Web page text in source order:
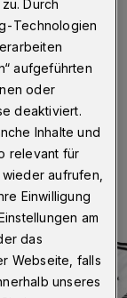
dann beginnt
2018. In
am
Fans auf das
Durch
Technologien
aufgeführten
oder
deaktiviert.
Inhalte und
relevant für
aufrufen,
Einwilligung
am
das
Webseite, falls
unseres